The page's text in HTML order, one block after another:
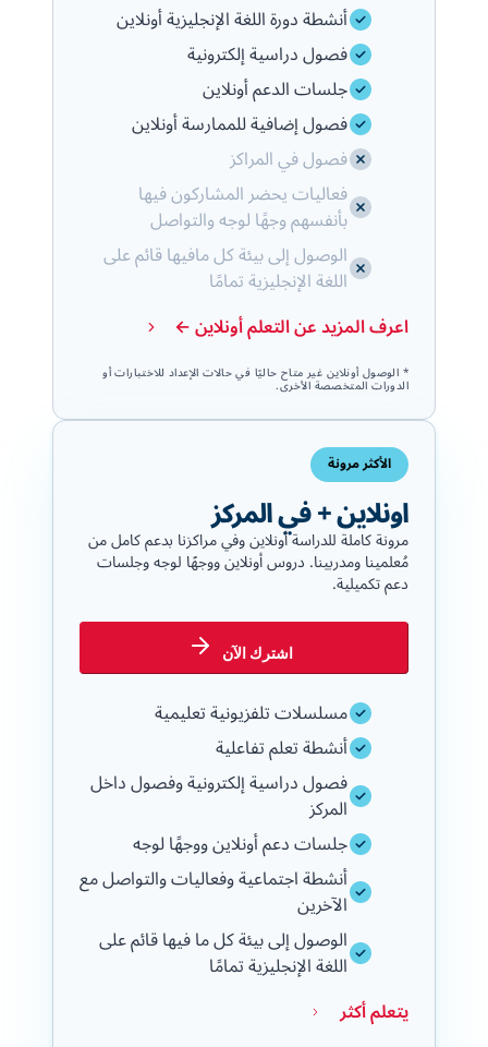
أنشطة دورة اللغة الإنجليزية أونلاين
فصول دراسية إلكترونية
جلسات الدعم أونلاين
فصول إضافية للممارسة أونلاين
فصول في المراكز
فعاليات يحضر المشاركون فيها
بأنفسهم وجهًا لوجه والتواصل
الوصول إلى بيئة كل مافيها قائم على
اللغة الإنجليزية تمامًا
اعرف المزيد عن التعلم أونلاين ←
* الوصول أونلاين غير متاح حاليًا في حالات الإعداد للاختبارات أو
الدورات المتخصصة الأخرى.
الأكثر مرونة
اونلاين + في المركز
مرونة كاملة للدراسة أونلاين وفي مراكزنا بدعم كامل من
مُعلمينا ومدربينا. دروس أونلاين ووجهًا لوجه وجلسات
دعم تكميلية.
اشترك الآن
مسلسلات تلفزيونية تعليمية
أنشطة تعلم تفاعلية
فصول دراسية إلكترونية وفصول داخل
المركز
جلسات دعم أونلاين ووجهًا لوجه
أنشطة اجتماعية وفعاليات والتواصل مع
الآخرين
الوصول إلى بيئة كل ما فيها قائم على
اللغة الإنجليزية تمامًا
يتعلم أكثر